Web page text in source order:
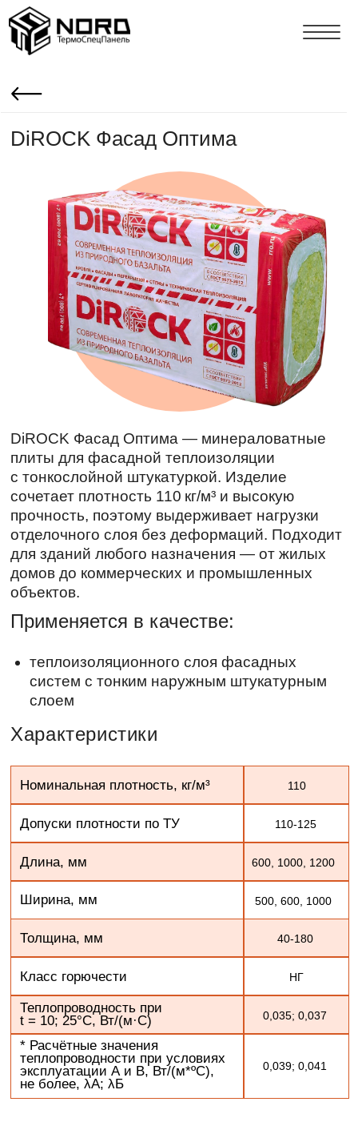
Характеристики
теплоизоляционного слоя фасадных
систем с тонким наружным штукатурным
слоем
Применяется в качестве:
DiROCK Фасад Оптима — минераловатные
плиты для фасадной теплоизоляции
с тонкослойной штукатуркой. Изделие
сочетает плотность 110 кг/м³ и высокую
прочность, поэтому выдерживает нагрузки
отделочного слоя без деформаций. Подходит
для зданий любого назначения — от жилых
домов до коммерческих и промышленных
объектов.
110-125
110
теплопроводности при условиях
эксплуатации А и В, Вт/(м*ºС),
не более, λА; λБ
Теплопроводность при
t = 10; 25°C, Вт/(м·С)
Класс горючести
Толщина, мм
Допуски плотности по ТУ
Номинальная плотность, кг/м³